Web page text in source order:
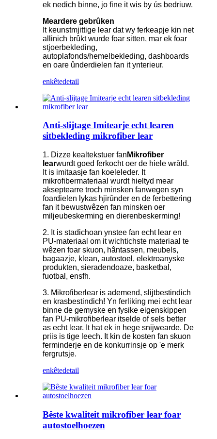
ek nedich binne, jo fine it wis by ús bedriuw.
Meardere gebrûken
It keunstmjittige lear dat wy ferkeapje kin net
allinich brûkt wurde foar sitten, mar ek foar
stjoerbekleding,
autoplafonds/hemelbekleding, dashboards
en oare ûnderdielen fan it ynterieur.
enkêtedetail
Anti-slijtage Imitearje echt learen
sitbekleding mikrofiber lear
1. Dizze kealtekstuer fan Mikrofiber
learwurdt goed ferkocht oer de hiele wrâld.
It is imitaasje fan koeleleder. It
mikrofibermateriaal wurdt hieltyd mear
akseptearre troch minsken fanwegen syn
foardielen lykas hjirûnder en de ferbettering
fan it bewustwêzen fan minsken oer
miljeubeskerming en dierenbeskerming!
2. It is stadichoan ynstee fan echt lear en
PU-materiaal om it wichtichste materiaal te
wêzen foar skuon, hântassen, meubels,
bagaazje, klean, autostoel, elektroanyske
produkten, sieradendoaze, basketbal,
fuotbal, ensfh.
3. Mikrofiberlear is ademend, slijtbestindich
en krasbestindich! Yn ferliking mei echt lear
binne de gemyske en fysike eigenskippen
fan PU-mikrofiberlear itselde of sels better
as echt lear. It hat ek in hege snijwearde. De
priis is tige leech. It kin de kosten fan skuon
ferminderje en de konkurrinsje op 'e merk
fergrutsje.
enkêtedetail
Bêste kwaliteit mikrofiber lear foar
autostoelhoezen